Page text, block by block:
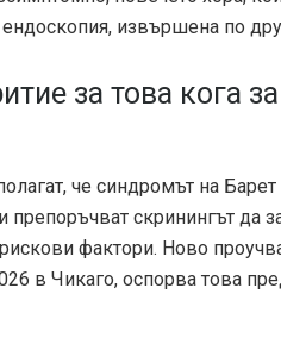
извършена по
за това кога
че синдромът на
препоръчват скринингът да
фактори. Ново
в Чикаго, оспорва това